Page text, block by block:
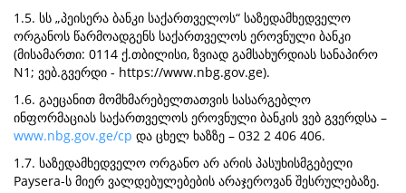
1.5. სს „პეისერა ბანკი საქართველოს“ საზედამხედველო
ორგანოს წარმოადგენს საქართველოს ეროვნული ბანკი
(მისამართი: 0114 ქ.თბილისი, ზვიად გამსახურდიას სანაპირო
N1; ვებ.გვერდი - https://www.nbg.gov.ge).
1.6. გაეცანით მომხმარებელთათვის სასარგებლო
ინფორმაციას საქართველოს ეროვნული ბანკის ვებ გვერდსა –
www.nbg.gov.ge/cp და ცხელ ხაზზე – 032 2 406 406.
1.7. საზედამხედველო ორგანო არ არის პასუხისმგებელი
Paysera-ს მიერ ვალდებულებების არაჯეროვან შესრულებაზე.